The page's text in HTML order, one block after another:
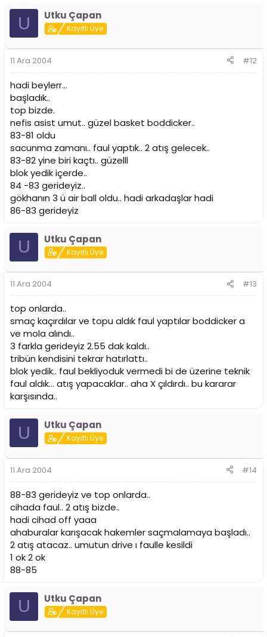
U Utku Çapan
Kayıtlı Üye
11 Ara 2004 #12
hadi beylerr...
başladık..
top bizde.
nefis asist umut.. güzel basket boddicker..
83-81 oldu
sacunma zamanı.. faul yaptık.. 2 atış gelecek..
83-82 yine biri kaçtı.. güzelll
blok yedik içerde..
84 -83 gerideyiz..
gökhanın 3 ü air ball oldu.. hadi arkadaşlar hadi
86-83 gerideyiz
U Utku Çapan
Kayıtlı Üye
11 Ara 2004 #13
top onlarda..
smaç kaçırdılar ve topu aldık faul yaptılar boddicker a
ve mola alındı..
3 farkla gerideyiz 2.55 dak kaldı..
tribün kendisini tekrar hatırlattı..
blok yedik.. faul bekliyoduk vermedi bi de üzerine teknik
faul aldık... atış yapacaklar.. aha X çıldırdı.. bu kararar
karşısında..
U Utku Çapan
Kayıtlı Üye
11 Ara 2004 #14
88-83 gerideyiz ve top onlarda..
cihada faul.. 2 atış bizde..
hadi cihad off yaaa
ahaburalar karışacak hakemler saçmalamaya başladı..
2 atış atacaz.. umutun drive ı faulle kesildi
1 ok 2 ok
88-85
U Utku Çapan
Kayıtlı Üye